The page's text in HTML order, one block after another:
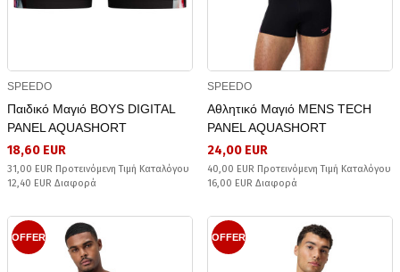
SPEEDO
Παιδικό Μαγιό BOYS DIGITAL
PANEL AQUASHORT
18,60 EUR
31,00 EUR Προτεινόμενη Τιμή Καταλόγου
12,40 EUR Διαφορά
SPEEDO
Αθλητικό Μαγιό MENS TECH
PANEL AQUASHORT
24,00 EUR
40,00 EUR Προτεινόμενη Τιμή Καταλόγου
16,00 EUR Διαφορά
OFFER OFFER